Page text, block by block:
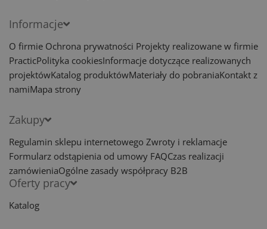
Informacje
O firmie Ochrona prywatności Projekty realizowane w firmie
PracticPolityka cookiesInformacje dotyczące realizowanych
projektówKatalog produktówMateriały do pobraniaKontakt z
namiMapa strony
Zakupy
Regulamin sklepu internetowego Zwroty i reklamacje
Formularz odstąpienia od umowy FAQCzas realizacji
zamówieniaOgólne zasady współpracy B2B
Oferty pracy
Katalog